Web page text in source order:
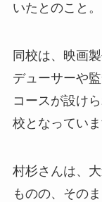
いたとのこと。
同校は、映画
デューサーや
コースが設け
校となっていま
村杉さんは、
ものの、その